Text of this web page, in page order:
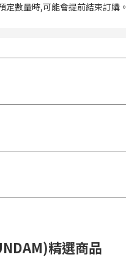
定數量時,可能會提前結束訂購。
精選商品